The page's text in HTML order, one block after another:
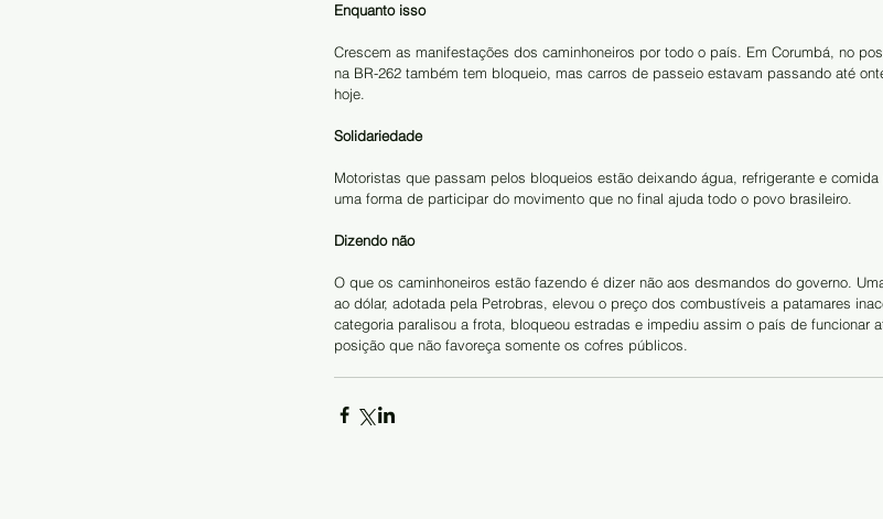
Enquanto isso
Crescem as manifestações dos caminhoneiros por todo o país. Em Corumbá, no
na BR-262 também tem bloqueio, mas carros de passeio estavam passando até
hoje.
Solidariedade
Motoristas que passam pelos bloqueios estão deixando água, refrigerante e
uma forma de participar do movimento que no final ajuda todo o povo brasileiro.
Dizendo não
O que os caminhoneiros estão fazendo é dizer não aos desmandos do governo.
ao dólar, adotada pela Petrobras, elevou o preço dos combustíveis a patamares
categoria paralisou a frota, bloqueou estradas e impediu assim o país de funcionar
posição que não favoreça somente os cofres públicos.